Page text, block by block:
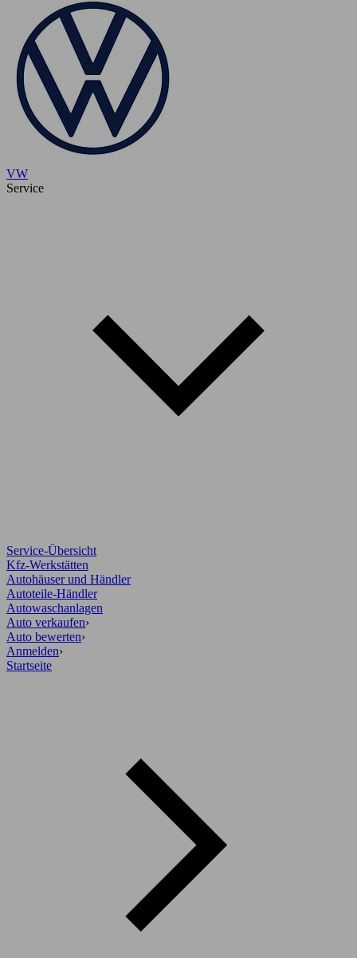
VW
Service
Service-Übersicht
Kfz-Werkstätten
Autohäuser und Händler
Autoteile-Händler
Autowaschanlagen
Auto verkaufen›
Auto bewerten›
Anmelden›
Startseite